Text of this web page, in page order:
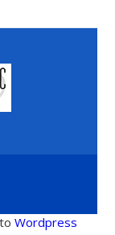
Wordpress